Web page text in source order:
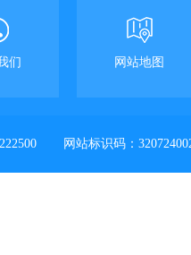
们 网站地图
网站标识码：